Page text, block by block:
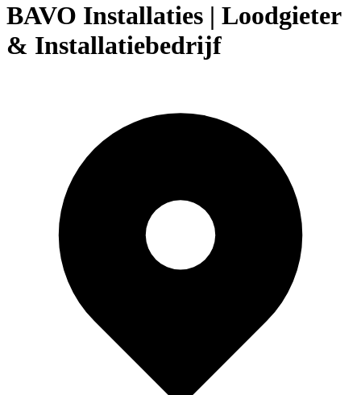
BAVO Installaties | Loodgieter
& Installatiebedrijf